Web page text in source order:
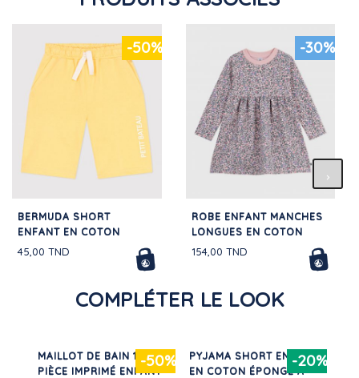
-50%
BERMUDA SHORT
ENFANT EN COTON
45,00 TND
-30%
ROBE ENFANT MANCHES
LONGUES EN COTON
154,00 TND
COMPLÉTER LE LOOK
-50%
MAILLOT DE BAIN 1
PIÈCE IMPRIMÉ ENFANT
-20%
PYJAMA SHORT ENFANT
EN COTON ÉPONGE À